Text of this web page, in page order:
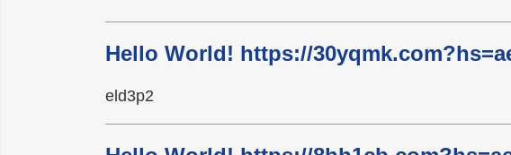
Hello World! https://
eld3p2